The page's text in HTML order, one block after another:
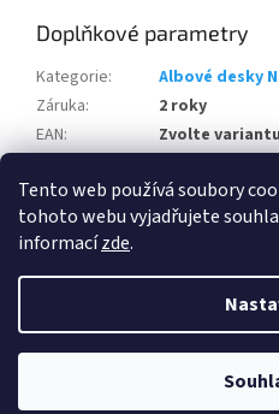
Tento web používá soubory
tohoto webu vyjadřujete
informacízde.
Doplňkové parametry
Kategorie:
Albové desky
Záruka:
2 roky
EAN:
Zvolte
Výrobce: Leuchtturm
HPhobby